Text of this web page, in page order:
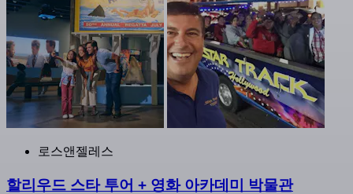
로스앤젤레스
할리우드 스타 투어 + 영화 아카데미 박물관